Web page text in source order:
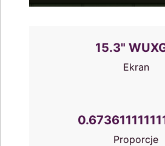
15.3"
Ekran
Proporcje